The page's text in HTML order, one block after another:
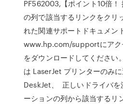
PF562003,【ポイント10倍！
の列で該当するリンクをクリ
れた関連サポートドキュメン
www.hp.com/supportにアク
をダウンロードしてください
は LaserJet プリンターのみに
DeskJet、 正しいドライバを
ーションの列から該当するリ